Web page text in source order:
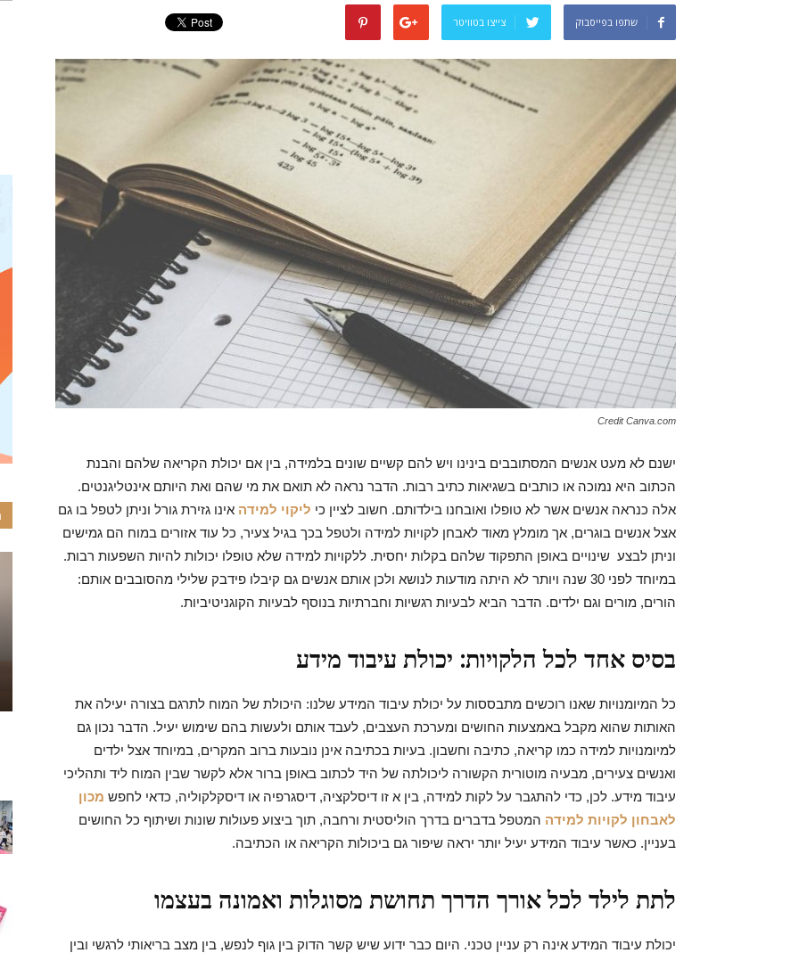
–
כל
הדילים
שווים
שתפו בפייסבוק צייצו בטוויטר
Credit Canva.com
ישנם לא מעט אנשים המסתובבים בינינו ויש להם קשיים שונים בלמידה, בין אם יכולת הקריאה שלהם והבנת
הכתוב היא נמוכה או כותבים בשגיאות כתיב רבות. הדבר נראה לא תואם את מי שהם ואת היותם אינטליגנטים.
אלה כנראה אנשים אשר לא טופלו ואובחנו בילדותם. חשוב לציין כי ליקוי למידה אינו גזירת גורל וניתן לטפל בו גם
אצל אנשים בוגרים, אך מומלץ מאוד לאבחן לקויות למידה ולטפל בכך בגיל צעיר, כל עוד אזורים במוח הם גמישים
וניתן לבצע שינויים באופן התפקוד שלהם בקלות יחסית. ללקויות למידה שלא טופלו יכולות להיות השפעות רבות.
במיוחד לפני 30 שנה ויותר לא היתה מודעות לנושא ולכן אותם אנשים גם קיבלו פידבק שלילי מהסובבים אותם:
הורים, מורים וגם ילדים. הדבר הביא לבעיות רגשיות וחברתיות בנוסף לבעיות הקוגניטיביות.
בסיס אחד לכל הלקויות: יכולת עיבוד מידע
כל המיומנויות שאנו רוכשים מתבססות על יכולת עיבוד המידע שלנו: היכולת של המוח לתרגם בצורה יעילה את
האותות שהוא מקבל באמצעות החושים ומערכת העצבים, לעבד אותם ולעשות בהם שימוש יעיל. הדבר נכון גם
למיומנויות למידה כמו קריאה, כתיבה וחשבון. בעיות בכתיבה אינן נובעות ברוב המקרים, במיוחד אצל ילדים
ואנשים צעירים, מבעיה מוטורית הקשורה ליכולתה של היד לכתוב באופן ברור אלא לקשר שבין המוח ליד ותהליכי
עיבוד מידע. לכן, כדי להתגבר על לקות למידה, בין א זו דיסלקציה, דיסגרפיה או דיסקלקוליה, כדאי לחפש מכון
לאבחון לקויות למידה המטפל בדברים בדרך הוליסטית ורחבה, תוך ביצוע פעולות שונות ושיתוף כל החושים
בעניין. כאשר עיבוד המידע יעיל יותר יראה שיפור גם ביכולות הקריאה או הכתיבה.
לתת לילד לכל אורך הדרך תחושת מסוגלות ואמונה בעצמו
יכולת עיבוד המידע אינה רק עניין טכני. היום כבר ידוע שיש קשר הדוק בין גוף לנפש, בין מצב בריאותי לרגשי ובין